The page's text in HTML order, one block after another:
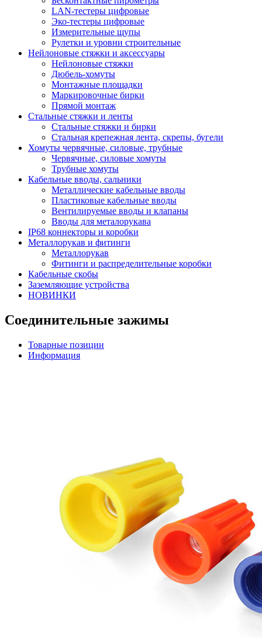
LAN-тестеры цифровые
Эко-тестеры цифровые
Измерительные щупы
Рулетки и уровни строительные
Нейлоновые стяжки и аксессуары
Нейлоновые стяжки
Дюбель-хомуты
Монтажные площадки
Маркировочные бирки
Прямой монтаж
Стальные стяжки и ленты
Стальные стяжки и бирки
Стальная крепежная лента, скрепы, бугели
Хомуты червячные, силовые, трубные
Червячные, силовые хомуты
Трубные хомуты
Кабельные вводы, сальники
Металлические кабельные вводы
Пластиковые кабельные вводы
Вентилируемые вводы и клапаны
Вводы для металорукава
IP68 коннекторы и коробки
Металлорукав и фитинги
Металлорукав
Фитинги и распределительные коробки
Кабельные скобы
Заземляющие устройства
НОВИНКИ
Соединительные зажимы
Товарные позиции
Информация